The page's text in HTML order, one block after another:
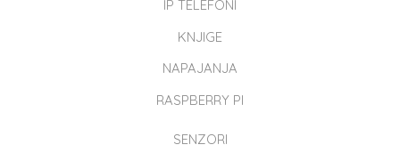
IP TELEFONI
KNJIGE
NAPAJANJA
RASPBERRY PI
SENZORI